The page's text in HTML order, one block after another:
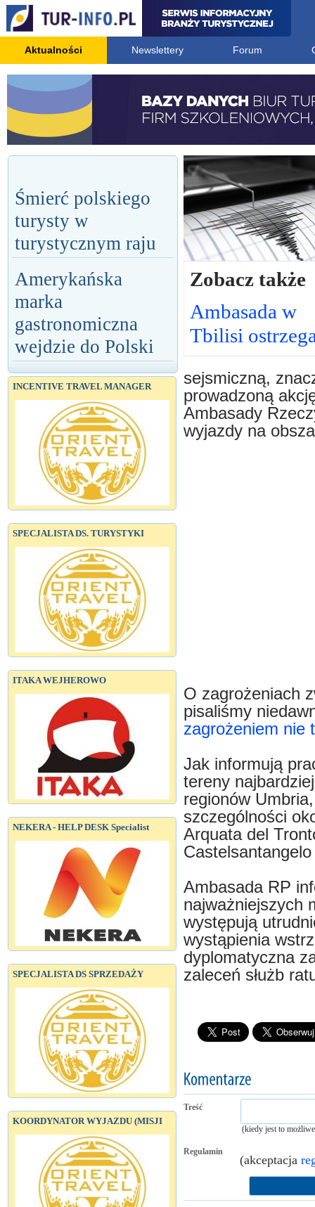
Aktualności Newslettery Forum
Śmierć polskiego
turysty w
turystycznym raju
Amerykańska
marka
gastronomiczna
wejdzie do Polski
INCENTIVE TRAVEL MANAGER
SPECJALISTA DS. TURYSTYKI
ITAKA WEJHEROWO
NEKERA - HELP DESK Specialist
SPECJALISTA DS SPRZEDAŻY
KOORDYNATOR WYJAZDU (MISJI
Zobacz także
Ambasada w
Tbilisi
sejsmiczną,
prowadzoną
Ambasady
wyjazdy na
O zagrożeniach
pisaliśmy
zagrożeniem nie
Jak informują
tereny
regionów
szczególności
Arquata del
Ambasada RP
najważniejszych
występują
wystąpienia
dyplomatyczna
zaleceń służb
Treść
(kiedy jest to
Regulamin
(akceptacja